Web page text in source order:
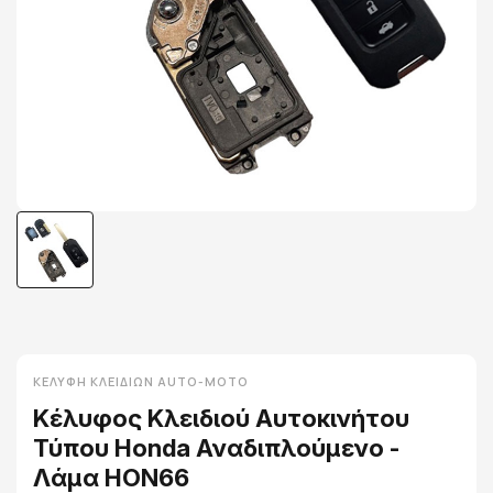
ΚΕΛΎΦΗ ΚΛΕΙΔΙΏΝ AUTO-MOTO
Κέλυφος Κλειδιού Αυτοκινήτου
Τύπου Honda Αναδιπλούμενο -
Λάμα HON66